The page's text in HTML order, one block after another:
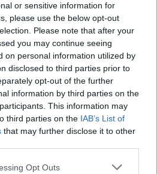
or sensitive information for
please use the below opt-out
Please note that after your
you may continue seeing
on personal information utilized by
disclosed to third parties prior to
opt-out of the further
information by third parties on the
This information may
third parties on the IAB’s List of
that may further disclose it to other
app uses one or more Google
Opt Outs
Κουμαλάτσου, ειδική
της Ένωσης Αποφοίτων
ηθοποιός και
Χαλανδρίου, και η Άννα
Τη συζήτηση
Θέμης Μουμουλίδης.